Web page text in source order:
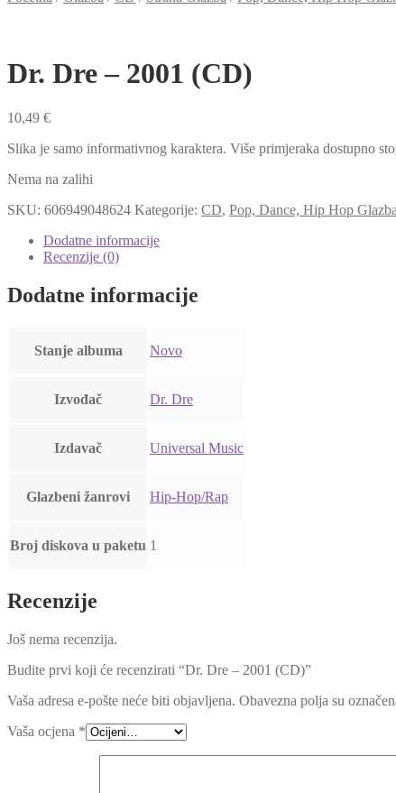
Dr. Dre – 2001 (CD)
10,49 €
Slika je samo informativnog karaktera. Više primjeraka dostupno
Nema na zalihi
SKU: 606949048624 Kategorije: CD, Pop, Dance, Hip Hop Glazba
Dodatne informacije
Recenzije (0)
Dodatne informacije
Stanje albuma Novo
Izvođač Dr. Dre
Izdavač Universal Music
Glazbeni žanrovi Hip-Hop/Rap
Broj diskova u paketu 1
Recenzije
Još nema recenzija.
Budite prvi koji će recenzirati “Dr. Dre – 2001 (CD)”
Vaša adresa e-pošte neće biti objavljena. Obavezna polja su
Vaša ocjena *